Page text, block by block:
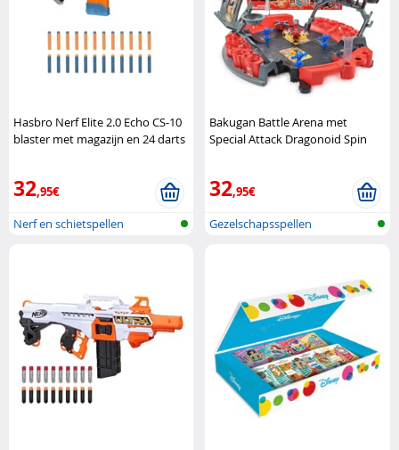
Hasbro Nerf Elite 2.0 Echo CS-10
blaster met magazijn en 24 darts
32,95€
Nerf en schietspellen
Bakugan Battle Arena met
Special Attack Dragonoid Spin
32,95€
Gezelschapsspellen